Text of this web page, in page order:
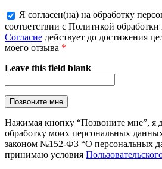
Я согласен(на) на обработку
соответствии с Политикой
Согласие действует до достижения
моего отзыва *
Leave this field blank
Нажимая кнопку “Позвоните мне”, я
обработку моих персональных
законом №152-ФЗ “О персональных
принимаю условия